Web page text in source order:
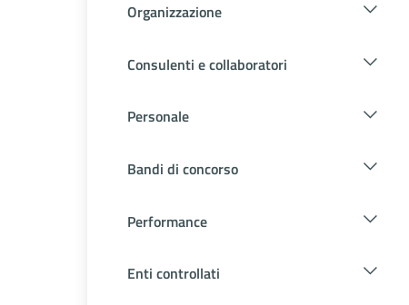
Organizzazione
Consulenti e collaboratori
Personale
Bandi di concorso
Performance
Enti controllati